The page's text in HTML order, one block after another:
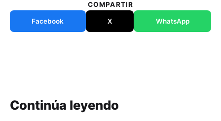
COMPARTIR
Facebook X WhatsApp
Continúa leyendo